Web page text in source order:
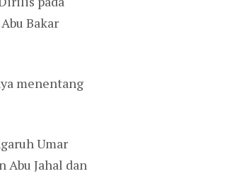
Bakar
menentang
Umar
Abu Jahal dan